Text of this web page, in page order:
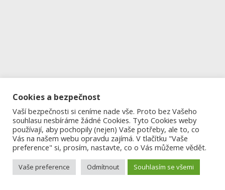
Cookies a bezpečnost
Vaší bezpečnosti si ceníme nade vše. Proto bez Vašeho
souhlasu nesbíráme žádné Cookies. Tyto Cookies weby
používají, aby pochopily (nejen) Vaše potřeby, ale to, co
Vás na našem webu opravdu zajímá. V tlačítku "Vaše
preference" si, prosím, nastavte, co o Vás můžeme vědět.
Vaše preference Odmítnout Souhlasím se všemi